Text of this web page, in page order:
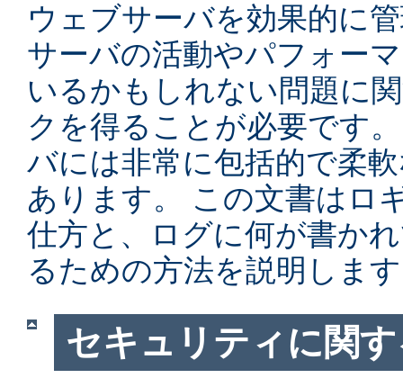
ウェブサーバを効果的に
サーバの活動やパフォー
いるかもしれない問題に
クを得ることが必要です
バには非常に包括的で柔
あります。 この文書はロ
仕方と、ログに何が書か
るための方法を説明しま
セキュリティに関